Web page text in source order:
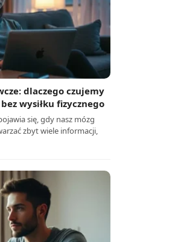
dlaczego czujemy
wysiłku fizycznego
się, gdy nasz mózg
zbyt wiele informacji,